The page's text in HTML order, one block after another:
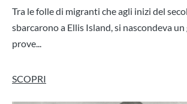
Tra le folle di migranti che agli inizi del
sbarcarono a Ellis Island, si nascondeva
prove...
SCOPRI